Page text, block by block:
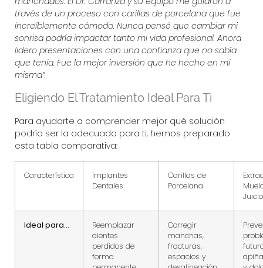
través de un proceso con carillas de porcelana que fue
increíblemente cómodo. Nunca pensé que cambiar mi
sonrisa podría impactar tanto mi vida profesional. Ahora
lidero presentaciones con una confianza que no sabía
que tenía. Fue la mejor inversión que he hecho en mí
misma”.
Eligiendo El Tratamiento Ideal Para Ti
Para ayudarte a comprender mejor qué solución
podría ser la adecuada para ti, hemos preparado
esta tabla comparativa:
Característica
Implantes
Dentales
Carillas de
Porcelana
Juicio
Ideal para…
Reemplazar
dientes
perdidos de
forma
Corregir
manchas,
fracturas,
espacios y